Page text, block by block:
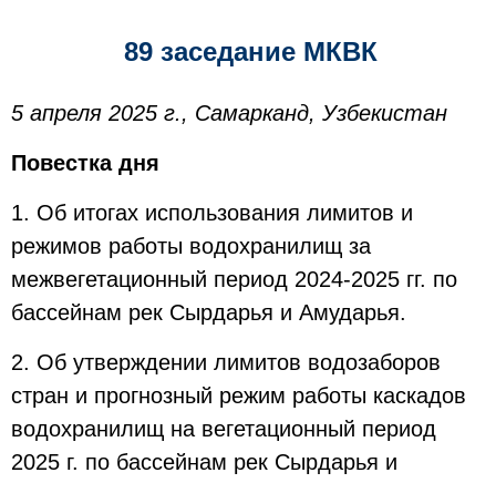
89 заседание МКВК
5 апреля 2025 г., Самарканд, Узбекистан
Повестка дня
1. Об итогах использования лимитов и
режимов работы водохранилищ за
межвегетационный период 2024-2025 гг. по
бассейнам рек Сырдарья и Амударья.
2. Об утверждении лимитов водозаборов
стран и прогнозный режим работы каскадов
водохранилищ на вегетационный период
2025 г. по бассейнам рек Сырдарья и